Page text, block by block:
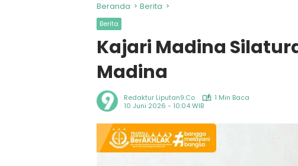
Beranda Berita
Berita
Kajari Madina
Madina
Redaktur Liputan9.co
1 Min Baca
10 Juni 2026 - 10:04 WIB